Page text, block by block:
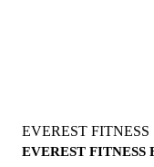
EVEREST FITNESS
EVEREST FITNESS